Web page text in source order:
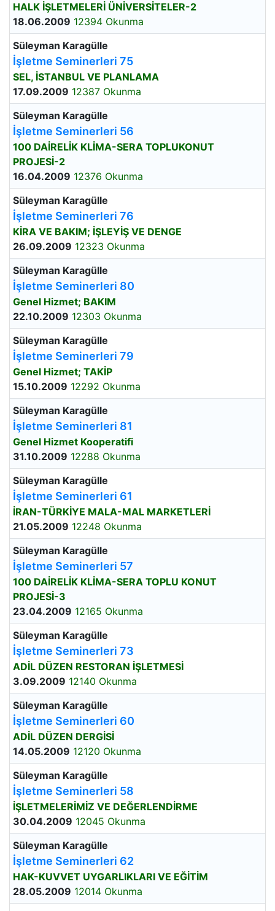
HALK İŞLETMELERİ ÜNİVERSİTELER-2
18.06.2009 12394 Okunma
Süleyman Karagülle
İşletme Seminerleri 75
SEL, İSTANBUL VE PLANLAMA
17.09.2009 12387 Okunma
Süleyman Karagülle
İşletme Seminerleri 56
100 DAİRELİK KLİMA-SERA TOPLUKONUT
PROJESİ-2
16.04.2009 12376 Okunma
Süleyman Karagülle
İşletme Seminerleri 76
KİRA VE BAKIM; İŞLEYİŞ VE DENGE
26.09.2009 12323 Okunma
Süleyman Karagülle
İşletme Seminerleri 80
Genel Hizmet; BAKIM
22.10.2009 12303 Okunma
Süleyman Karagülle
İşletme Seminerleri 79
Genel Hizmet; TAKİP
15.10.2009 12292 Okunma
Süleyman Karagülle
İşletme Seminerleri 81
Genel Hizmet Kooperatifi
31.10.2009 12288 Okunma
Süleyman Karagülle
İşletme Seminerleri 61
İRAN-TÜRKİYE MALA-MAL MARKETLERİ
21.05.2009 12248 Okunma
Süleyman Karagülle
İşletme Seminerleri 57
100 DAİRELİK KLİMA-SERA TOPLU KONUT
PROJESİ-3
23.04.2009 12165 Okunma
Süleyman Karagülle
İşletme Seminerleri 73
ADİL DÜZEN RESTORAN İŞLETMESİ
3.09.2009 12140 Okunma
Süleyman Karagülle
İşletme Seminerleri 60
ADİL DÜZEN DERGİSİ
14.05.2009 12120 Okunma
Süleyman Karagülle
İşletme Seminerleri 58
İŞLETMELERİMİZ VE DEĞERLENDİRME
30.04.2009 12045 Okunma
Süleyman Karagülle
İşletme Seminerleri 62
HAK-KUVVET UYGARLIKLARI VE EĞİTİM
28.05.2009 12014 Okunma